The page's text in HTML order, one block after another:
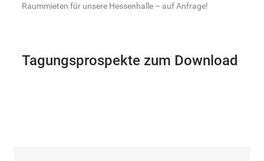
Raummieten für unsere Hessenhalle – auf Anfrage!
Tagungsprospekte zum Download